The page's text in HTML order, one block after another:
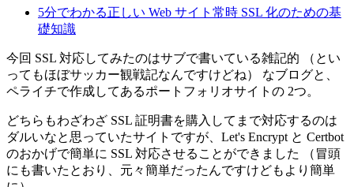
5分でわかる正しい Web サイト常時 SSL 化のための基
礎知識
今回 SSL 対応してみたのはサブで書いている雑記的 （とい
ってもほぼサッカー観戦記なんですけどね） なブログと、
ペライチで作成してあるポートフォリオサイトの 2つ。
どちらもわざわざ SSL 証明書を購入してまで対応するのは
ダルいなと思っていたサイトですが、Let's Encrypt と Certbot
のおかげで簡単に SSL 対応させることができました （冒頭
にも書いたとおり、元々簡単だったんですけどもより簡単